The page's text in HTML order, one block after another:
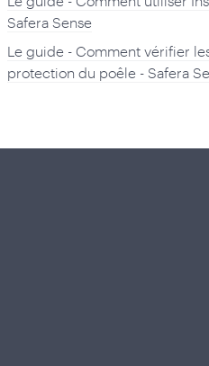
Safera Sense
Le guide - Comment vérifier
protection du poêle - Safera